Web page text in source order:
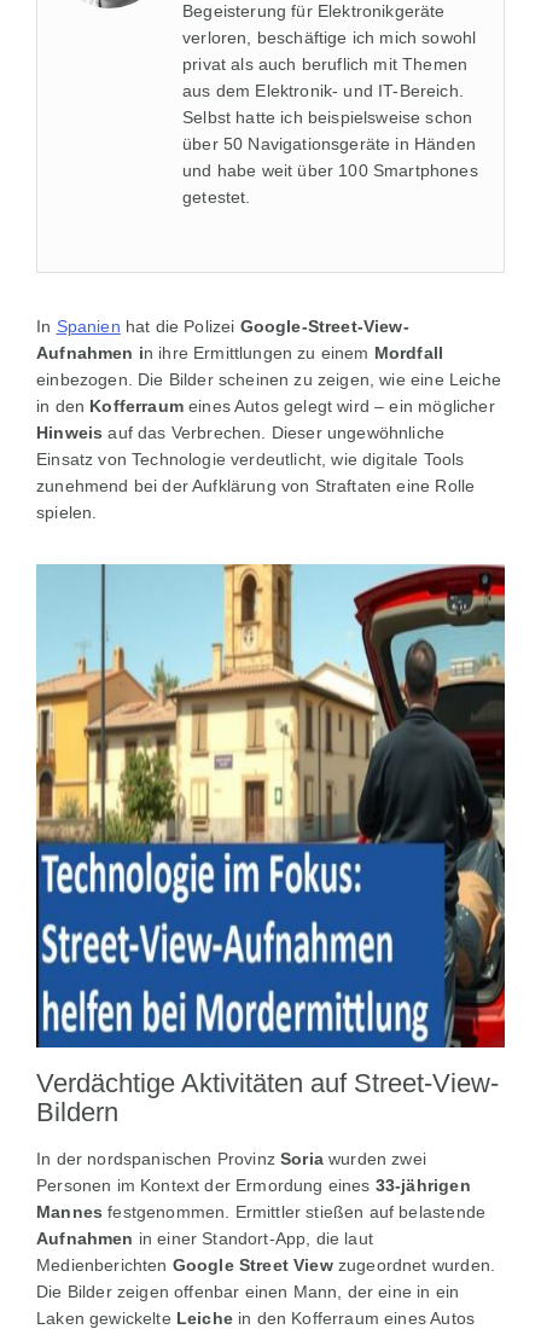
Begeisterung für Elektronikgeräte
verloren, beschäftige ich mich sowohl
privat als auch beruflich mit Themen
aus dem Elektronik- und IT-Bereich.
Selbst hatte ich beispielsweise schon
über 50 Navigationsgeräte in Händen
und habe weit über 100 Smartphones
getestet.
In Spanien hat die Polizei Google-Street-View-
Aufnahmen in ihre Ermittlungen zu einem Mordfall
einbezogen. Die Bilder scheinen zu zeigen, wie eine Leiche
in den Kofferraumeines Autos gelegt wird – ein möglicher
Hinweis auf das Verbrechen. Dieser ungewöhnliche
Einsatz von Technologie verdeutlicht, wie digitale Tools
zunehmend bei der Aufklärung von Straftaten eine Rolle
spielen.
Verdächtige Aktivitäten auf Street-View-
Bildern
In der nordspanischen ProvinzSoriawurden zwei
Personen im Kontext der Ermordung eines 33-jährigen
Mannes festgenommen. Ermittler stießen auf belastende
Aufnahmen in einer Standort-App, die laut
Medienberichten Google Street Viewzugeordnet wurden.
Die Bilder zeigen offenbar einen Mann, der eine in ein
Laken gewickelte Leichein den Kofferraum eines Autos